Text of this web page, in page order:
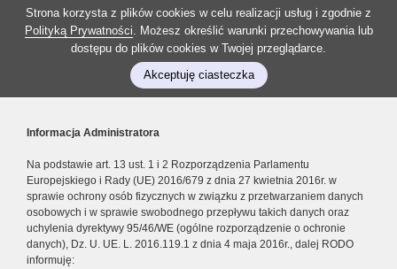
Strona korzysta z plików cookies w celu realizacji usług i zgodnie z
Polityką Prywatności. Możesz określić warunki przechowywania lub
dostępu do plików cookies w Twojej przeglądarce.
Akceptuję ciasteczka
Informacja Administratora
Na podstawie art. 13 ust. 1 i 2 Rozporządzenia Parlamentu
Europejskiego i Rady (UE) 2016/679 z dnia 27 kwietnia 2016r. w
sprawie ochrony osób fizycznych w związku z przetwarzaniem danych
osobowych i w sprawie swobodnego przepływu takich danych oraz
uchylenia dyrektywy 95/46/WE (ogólne rozporządzenie o ochronie
danych), Dz. U. UE. L. 2016.119.1 z dnia 4 maja 2016r., dalej RODO
informuję: